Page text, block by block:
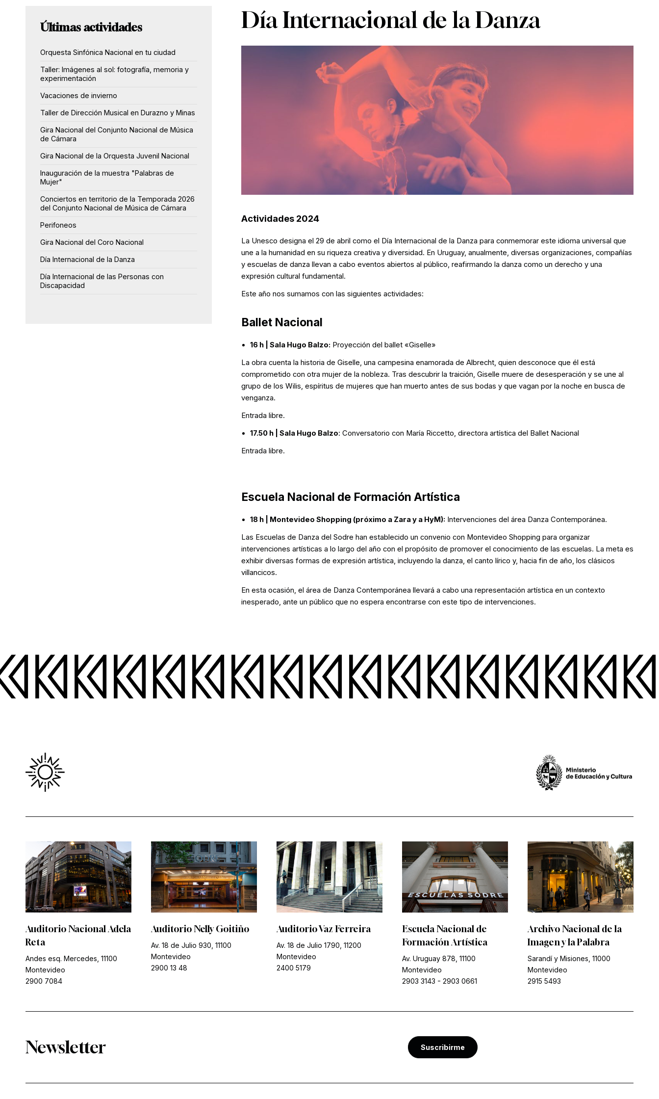
Día Internacional de la Danza
Actividades 2024
La Unesco designa el 29 de abril como el Día Internacional de la Danza para conmemorar este idioma universal que
une a la humanidad en su riqueza creativa y diversidad. En Uruguay, anualmente, diversas organizaciones, compañías
y escuelas de danza llevan a cabo eventos abiertos al público, reafirmando la danza como un derecho y una
expresión cultural fundamental.
Este año nos sumamos con las siguientes actividades:
Ballet Nacional
16 h | Sala Hugo Balzo: Proyección del ballet «Giselle»
La obra cuenta la historia de Giselle, una campesina enamorada de Albrecht, quien desconoce que él está
comprometido con otra mujer de la nobleza. Tras descubrir la traición, Giselle muere de desesperación y se une al
grupo de los Wilis, espíritus de mujeres que han muerto antes de sus bodas y que vagan por la noche en busca de
venganza.
Entrada libre.
17.50 h | Sala Hugo Balzo: Conversatorio con María Riccetto, directora artística del Ballet Nacional
Entrada libre.
Escuela Nacional de Formación Artística
18 h | Montevideo Shopping (próximo a Zara y a HyM): Intervenciones del área Danza Contemporánea.
Las Escuelas de Danza del Sodre han establecido un convenio con Montevideo Shopping para organizar
intervenciones artísticas a lo largo del año con el propósito de promover el conocimiento de las escuelas. La meta es
exhibir diversas formas de expresión artística, incluyendo la danza, el canto lírico y, hacia fin de año, los clásicos
villancicos.
En esta ocasión, el área de Danza Contemporánea llevará a cabo una representación artística en un contexto
inesperado, ante un público que no espera encontrarse con este tipo de intervenciones.
Últimas actividades
Orquesta Sinfónica Nacional en tu ciudad
Taller: Imágenes al sol: fotografía, memoria y
experimentación
Vacaciones de invierno
Taller de Dirección Musical en Durazno y Minas
Gira Nacional del Conjunto Nacional de Música
de Cámara
Gira Nacional de la Orquesta Juvenil Nacional
Inauguración de la muestra "Palabras de
Mujer"
Conciertos en territorio de la Temporada 2026
del Conjunto Nacional de Música de Cámara
Perifoneos
Gira Nacional del Coro Nacional
Día Internacional de la Danza
Día Internacional de las Personas con
Discapacidad
Auditorio Nacional Adela
Reta
Andes esq. Mercedes, 11100
Montevideo
2900 7084
Auditorio Nelly Goitiño
Av. 18 de Julio 930, 11100
Montevideo
2900 13 48
Auditorio Vaz Ferreira
Av. 18 de Julio 1790, 11200
Montevideo
2400 5179
Escuela Nacional de
Formación Artística
Av. Uruguay 878, 11100
Montevideo
2903 3143 - 2903 0661
Archivo Nacional de la
Imagen y la Palabra
Sarandí y Misiones, 11000
Montevideo
2915 5493
Newsletter Suscribirme